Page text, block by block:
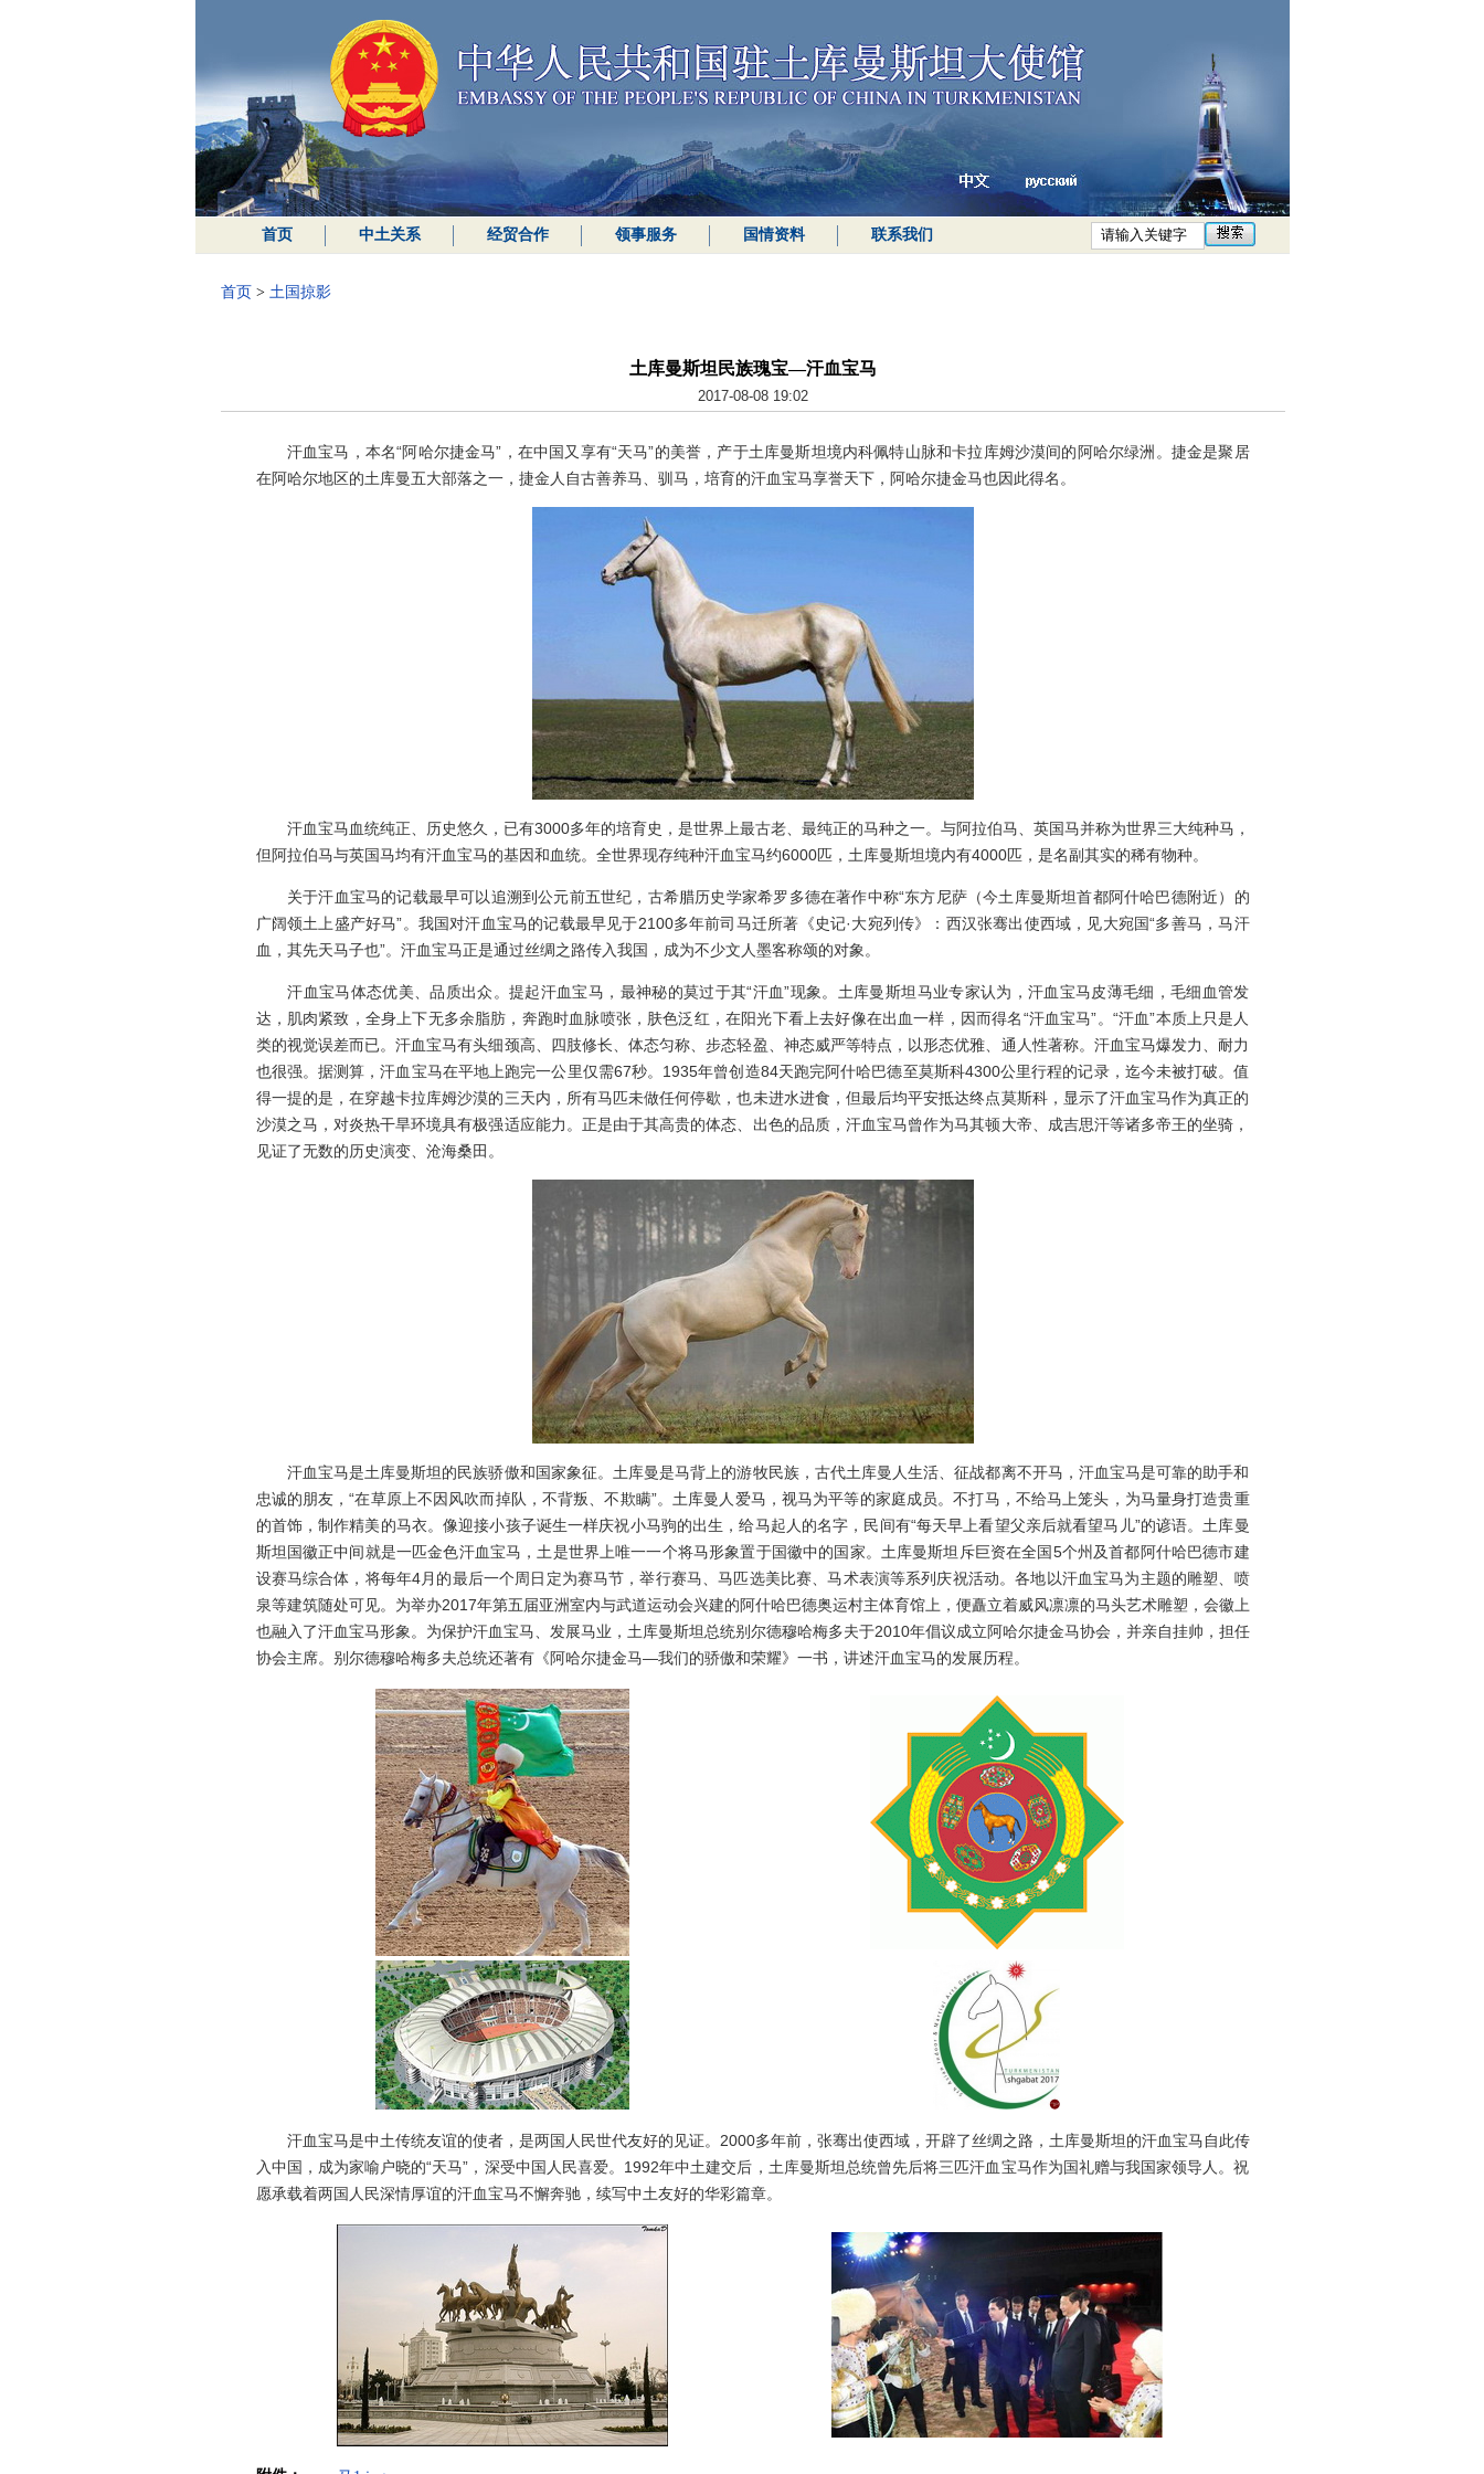
首页 中土关系 经贸合作 领事服务 国情资料 联系我们
首页 > 土国掠影
土库曼斯坦民族瑰宝—汗血宝马
2017-08-08 19:02
汗血宝马，本名“阿哈尔捷金马”，在中国又享有“天马”的美誉，产于土库曼斯坦境内科佩特山脉和卡拉库姆沙漠间的阿哈尔绿洲。捷金是聚居
在阿哈尔地区的土库曼五大部落之一，捷金人自古善养马、驯马，培育的汗血宝马享誉天下，阿哈尔捷金马也因此得名。
汗血宝马血统纯正、历史悠久，已有3000多年的培育史，是世界上最古老、最纯正的马种之一。与阿拉伯马、英国马并称为世界三大纯种马，
但阿拉伯马与英国马均有汗血宝马的基因和血统。全世界现存纯种汗血宝马约6000匹，土库曼斯坦境内有4000匹，是名副其实的稀有物种。
关于汗血宝马的记载最早可以追溯到公元前五世纪，古希腊历史学家希罗多德在著作中称“东方尼萨（今土库曼斯坦首都阿什哈巴德附近）的
广阔领土上盛产好马”。我国对汗血宝马的记载最早见于2100多年前司马迁所著《史记·大宛列传》：西汉张骞出使西域，见大宛国“多善马，马汗
血，其先天马子也”。汗血宝马正是通过丝绸之路传入我国，成为不少文人墨客称颂的对象。
汗血宝马体态优美、品质出众。提起汗血宝马，最神秘的莫过于其“汗血”现象。土库曼斯坦马业专家认为，汗血宝马皮薄毛细，毛细血管发
达，肌肉紧致，全身上下无多余脂肪，奔跑时血脉喷张，肤色泛红，在阳光下看上去好像在出血一样，因而得名“汗血宝马”。“汗血”本质上只是人
类的视觉误差而已。汗血宝马有头细颈高、四肢修长、体态匀称、步态轻盈、神态威严等特点，以形态优雅、通人性著称。汗血宝马爆发力、耐力
也很强。据测算，汗血宝马在平地上跑完一公里仅需67秒。1935年曾创造84天跑完阿什哈巴德至莫斯科4300公里行程的记录，迄今未被打破。值
得一提的是，在穿越卡拉库姆沙漠的三天内，所有马匹未做任何停歇，也未进水进食，但最后均平安抵达终点莫斯科，显示了汗血宝马作为真正的
沙漠之马，对炎热干旱环境具有极强适应能力。正是由于其高贵的体态、出色的品质，汗血宝马曾作为马其顿大帝、成吉思汗等诸多帝王的坐骑，
见证了无数的历史演变、沧海桑田。
汗血宝马是土库曼斯坦的民族骄傲和国家象征。土库曼是马背上的游牧民族，古代土库曼人生活、征战都离不开马，汗血宝马是可靠的助手和
忠诚的朋友，“在草原上不因风吹而掉队，不背叛、不欺瞒”。土库曼人爱马，视马为平等的家庭成员。不打马，不给马上笼头，为马量身打造贵重
的首饰，制作精美的马衣。像迎接小孩子诞生一样庆祝小马驹的出生，给马起人的名字，民间有“每天早上看望父亲后就看望马儿”的谚语。土库曼
斯坦国徽正中间就是一匹金色汗血宝马，土是世界上唯一一个将马形象置于国徽中的国家。土库曼斯坦斥巨资在全国5个州及首都阿什哈巴德市建
设赛马综合体，将每年4月的最后一个周日定为赛马节，举行赛马、马匹选美比赛、马术表演等系列庆祝活动。各地以汗血宝马为主题的雕塑、喷
泉等建筑随处可见。为举办2017年第五届亚洲室内与武道运动会兴建的阿什哈巴德奥运村主体育馆上，便矗立着威风凛凛的马头艺术雕塑，会徽上
也融入了汗血宝马形象。为保护汗血宝马、发展马业，土库曼斯坦总统别尔德穆哈梅多夫于2010年倡议成立阿哈尔捷金马协会，并亲自挂帅，担任
协会主席。别尔德穆哈梅多夫总统还著有《阿哈尔捷金马—我们的骄傲和荣耀》一书，讲述汗血宝马的发展历程。
汗血宝马是中土传统友谊的使者，是两国人民世代友好的见证。2000多年前，张骞出使西域，开辟了丝绸之路，土库曼斯坦的汗血宝马自此传
入中国，成为家喻户晓的“天马”，深受中国人民喜爱。1992年中土建交后，土库曼斯坦总统曾先后将三匹汗血宝马作为国礼赠与我国家领导人。祝
愿承载着两国人民深情厚谊的汗血宝马不懈奔驰，续写中土友好的华彩篇章。